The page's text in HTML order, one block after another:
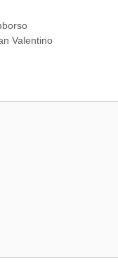
Valentino